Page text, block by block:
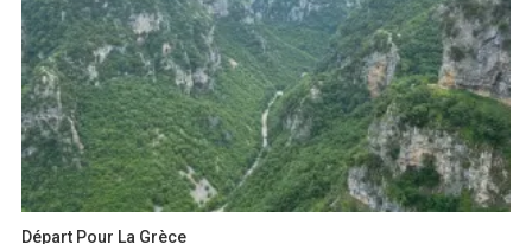
Départ Pour La Grèce